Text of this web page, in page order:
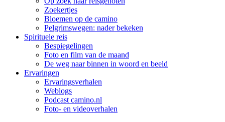
Zoekertjes
Bloemen op de camino
Pelgrimswegen: nader bekeken
Spirituele reis
Bespiegelingen
Foto en film van de maand
De weg naar binnen in woord en beeld
Ervaringen
Ervaringsverhalen
Weblogs
Podcast camino.nl
Foto- en videoverhalen